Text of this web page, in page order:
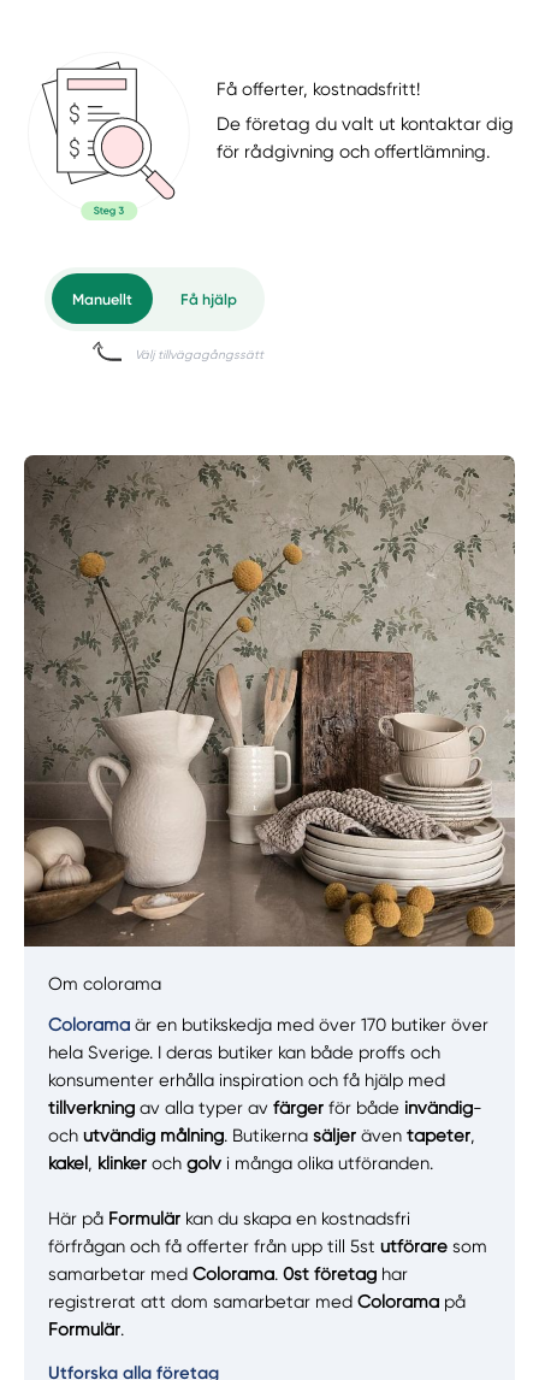
Få offerter, kostnadsfritt!
De företag du valt ut kontaktar dig
för rådgivning och offertlämning.
Manuellt Få hjälp
Välj tillvägagångssätt
Om colorama
Coloramaär en butikskedja med över 170 butiker över
hela Sverige. I deras butiker kan både proffs och
konsumenter erhålla inspiration och få hjälp med
tillverkningav alla typer avfärgerför både invändig-
ochutvändig målning. Butikernasäljeräventapeter,
kakel, klinkerochgolvi många olika utföranden.
Här på Formulär kan du skapa en kostnadsfri
förfrågan och få offerter från upp till 5stutförare som
samarbetar medColorama.0st företag har
registrerat att dom samarbetar medColorama på
Formulär.
Utforska alla företag